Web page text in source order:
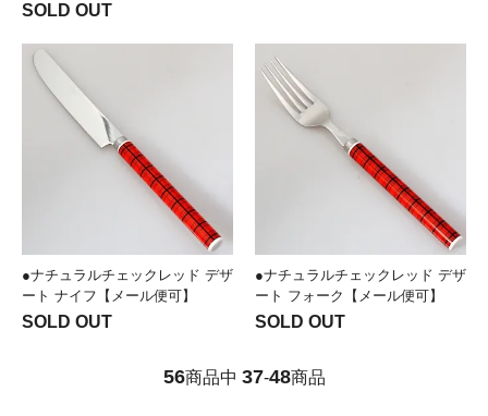
SOLD OUT
●ナチュラルチェックレッド デザ
ート ナイフ【メール便可】
SOLD OUT
●ナチュラルチェックレッド デザ
ート フォーク【メール便可】
SOLD OUT
56商品中 37-48商品